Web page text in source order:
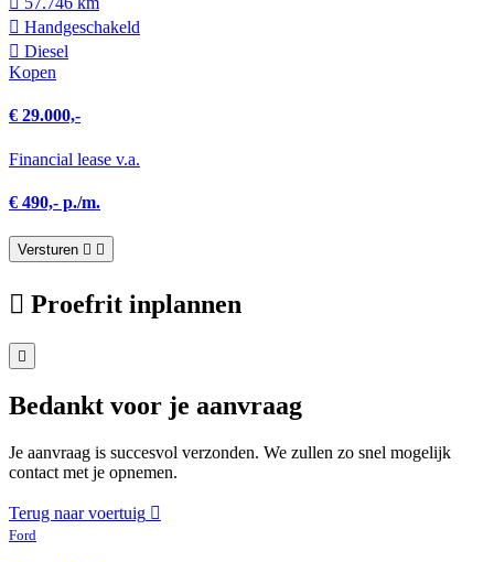
Hand­geschakeld
Diesel
Kopen
€ 29.000,-
Financial lease v.a.
€ 490,- p./m.
Versturen
Proefrit inplannen
Bedankt voor je aanvraag
Je aanvraag is succesvol verzonden. We zullen zo snel mogelijk
contact met je opnemen.
Terug naar voertuig
Ford